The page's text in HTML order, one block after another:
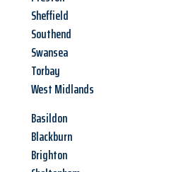
Sheffield
Southend
Swansea
Torbay
West Midlands
Basildon
Blackburn
Brighton